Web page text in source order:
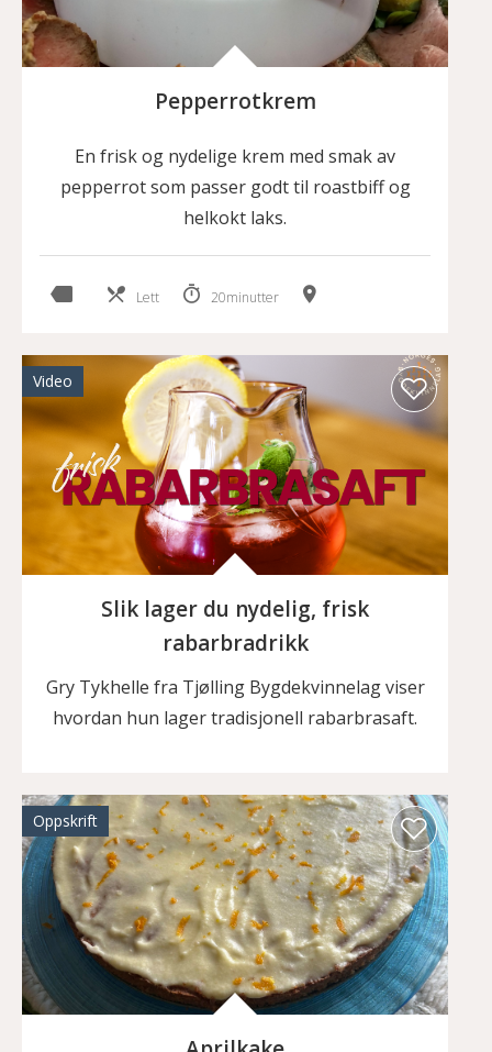
Pepperrotkrem
En frisk og nydelige krem med smak av
pepperrot som passer godt til roastbiff og
helkokt laks.
Lett 20minutter
Video
Slik lager du nydelig, frisk
rabarbradrikk
Gry Tykhelle fra Tjølling Bygdekvinnelag viser
hvordan hun lager tradisjonell rabarbrasaft.
Oppskrift